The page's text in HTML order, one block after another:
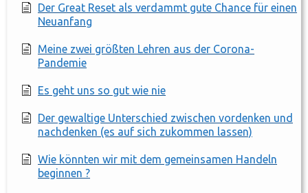
Der Great Reset als verdammt gute Chance für einen
Neuanfang
Meine zwei größten Lehren aus der Corona-
Pandemie
Es geht uns so gut wie nie
Der gewaltige Unterschied zwischen vordenken und
nachdenken (es auf sich zukommen lassen)
Wie könnten wir mit dem gemeinsamen Handeln
beginnen ?